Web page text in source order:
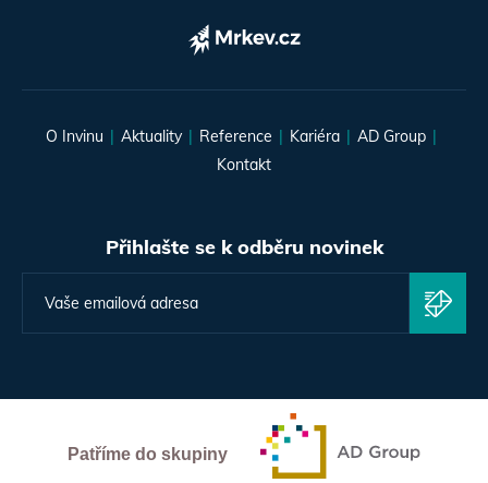
O Invinu Aktuality Reference Kariéra
AD Group
Kontakt
Přihlašte se k odběru novinek
Patříme do skupiny